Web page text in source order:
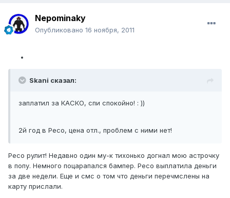
Nepominaky
Опубликовано 16 ноября, 2011
Skani сказал:
заплатил за КАСКО, спи спокойно! : ))
2й год в Ресо, цена отл., проблем с ними нет!
Ресо рулит! Недавно один му-к тихонько догнал мою астрочку
в попу. Немного поцарапался бампер. Ресо выплатила деньги
за две недели. Еще и смс о том что деньги перечмслены на
карту прислали.